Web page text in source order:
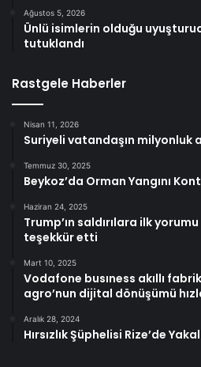
Ağustos 5, 2026
Ünlü isimlerin olduğu
tutuklandı
Rastgele Haberler
Nisan 11, 2026
Suriyeli vatandaşın milyonluk
Temmuz 30, 2025
Beykoz’da Orman Yangını
Haziran 24, 2025
Trump’ın saldırılara ilk
teşekkür etti
Mart 10, 2025
Vodafone busıness akıllı
agro’nun dijital dönüşümü
Aralık 28, 2024
Hırsızlık Şüphelisi Rize’de